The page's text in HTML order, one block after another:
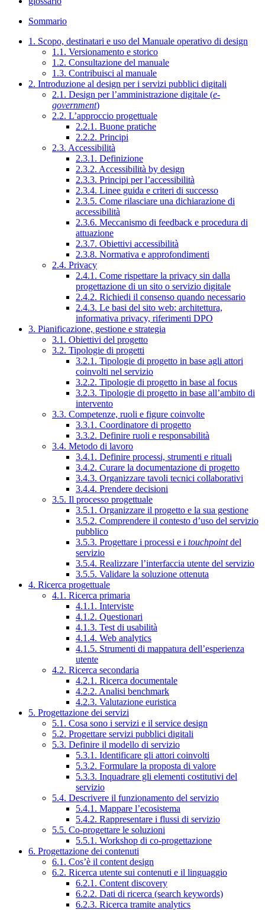
Sommario
1. Scopo, destinatari e uso del Manuale operativo di design
1.1. Versionamento e storico
1.2. Consultazione del manuale
1.3. Contribuisci al manuale
2. Introduzione al design per i servizi pubblici digitali
2.1. Design per l’amministrazione digitale (e-
government)
2.2. L’approccio progettuale
2.2.1. Buone pratiche
2.2.2. Principi
2.3. Accessibilità
2.3.1. Definizione
2.3.2. Accessibilità by design
2.3.3. Principi per l’accessibilità
2.3.4. Linee guida e criteri di successo
2.3.5. Come rilasciare una dichiarazione di
accessibilità
2.3.6. Meccanismo di feedback e procedura di
attuazione
2.3.7. Obiettivi accessibilità
2.3.8. Normativa e approfondimenti
2.4. Privacy
2.4.1. Come rispettare la privacy sin dalla
progettazione di un sito o servizio digitale
2.4.2. Richiedi il consenso quando necessario
2.4.3. Le basi del sito web: architettura,
informativa privacy, riferimenti DPO
3. Pianificazione, gestione e strategia
3.1. Obiettivi del progetto
3.2. Tipologie di progetti
3.2.1. Tipologie di progetto in base agli attori
coinvolti nel servizio
3.2.2. Tipologie di progetto in base al focus
3.2.3. Tipologie di progetto in base all’ambito di
intervento
3.3. Competenze, ruoli e figure coinvolte
3.3.1. Coordinatore di progetto
3.3.2. Definire ruoli e responsabilità
3.4. Metodo di lavoro
3.4.1. Definire processi, strumenti e rituali
3.4.2. Curare la documentazione di progetto
3.4.3. Organizzare tavoli tecnici collaborativi
3.4.4. Prendere decisioni
3.5. Il processo progettuale
3.5.1. Organizzare il progetto e la sua gestione
3.5.2. Comprendere il contesto d’uso del servizio
pubblico
3.5.3. Progettare i processi e i touchpointdel
servizio
3.5.4. Realizzare l’interfaccia utente del servizio
3.5.5. Validare la soluzione ottenuta
4. Ricerca progettuale
4.1. Ricerca primaria
4.1.1. Interviste
4.1.2. Questionari
4.1.3. Test di usabilità
4.1.4. Web analytics
4.1.5. Strumenti di mappatura dell’esperienza
utente
4.2. Ricerca secondaria
4.2.1. Ricerca documentale
4.2.2. Analisi benchmark
4.2.3. Valutazione euristica
5. Progettazione dei servizi
5.1. Cosa sono i servizi e il service design
5.2. Progettare servizi pubblici digitali
5.3. Definire il modello di servizio
5.3.1. Identificare gli attori coinvolti
5.3.2. Formulare la proposta di valore
5.3.3. Inquadrare gli elementi costitutivi del
servizio
5.4. Descrivere il funzionamento del servizio
5.4.1. Mappare l’ecosistema
5.4.2. Rappresentare i flussi di servizio
5.5. Co-progettare le soluzioni
5.5.1. Workshop di co-progettazione
6. Progettazione dei contenuti
6.1. Cos’è il content design
6.2. Ricerca utente sui contenuti e il linguaggio
6.2.1. Content discovery
6.2.2. Dati di ricerca (search keywords)
6.2.3. Ricerca tramite analytics